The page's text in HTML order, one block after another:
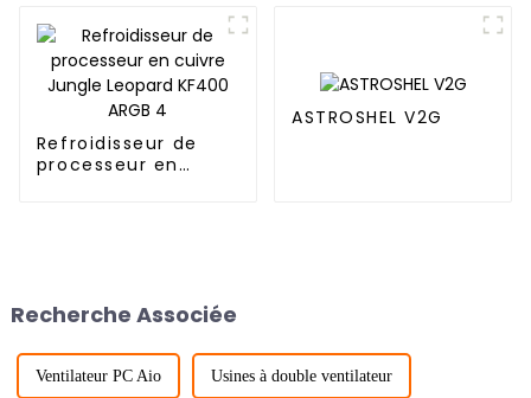
Refroidisseur de
processeur en
ASTROSHEL V2G
Recherche Associée
Ventilateur PC Aio Usines à double ventilateur